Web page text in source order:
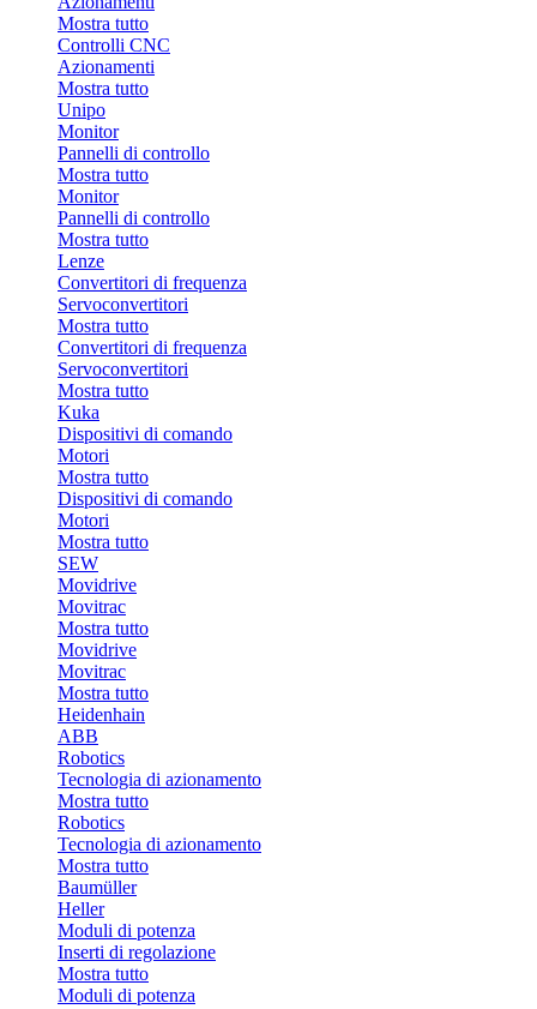
Mostra tutto
Controlli CNC
Azionamenti
Mostra tutto
Unipo
Monitor
Pannelli di controllo
Mostra tutto
Monitor
Pannelli di controllo
Mostra tutto
Lenze
Convertitori di frequenza
Servoconvertitori
Mostra tutto
Convertitori di frequenza
Servoconvertitori
Mostra tutto
Kuka
Dispositivi di comando
Motori
Mostra tutto
Dispositivi di comando
Motori
Mostra tutto
SEW
Movidrive
Movitrac
Mostra tutto
Movidrive
Movitrac
Mostra tutto
Heidenhain
ABB
Robotics
Tecnologia di azionamento
Mostra tutto
Robotics
Tecnologia di azionamento
Mostra tutto
Baumüller
Heller
Moduli di potenza
Inserti di regolazione
Mostra tutto
Moduli di potenza